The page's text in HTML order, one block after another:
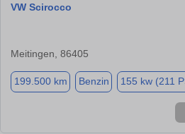
VW Scirocco
Meitingen, 86405
199.500 km Benzin 155 kw (211